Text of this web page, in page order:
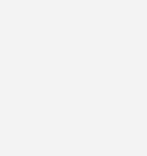
und Gesundheit am
Jury zeichnete in diesem Jahr in vier
sich in herausragender Weise um